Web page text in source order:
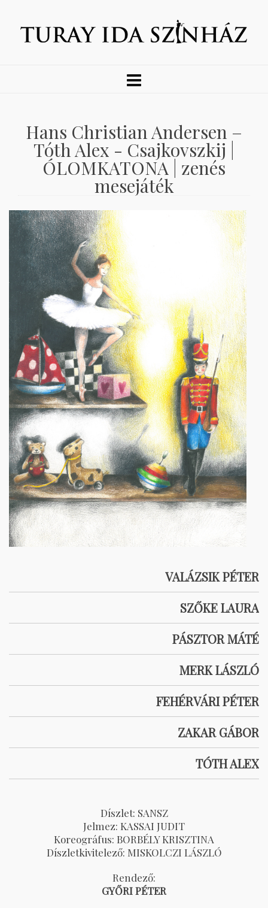
Hans Christian Andersen –
Tóth Alex - Csajkovszkij |
ÓLOMKATONA | zenés
mesejáték
VALÁZSIK PÉTER
SZŐKE LAURA
PÁSZTOR MÁTÉ
MERK LÁSZLÓ
FEHÉRVÁRI PÉTER
ZAKAR GÁBOR
TÓTH ALEX
Díszlet: SANSZ
Jelmez: KASSAI JUDIT
Koreográfus: BORBÉLY KRISZTINA
Díszletkivitelező: MISKOLCZI LÁSZLÓ
Rendező:
GYŐRI PÉTER